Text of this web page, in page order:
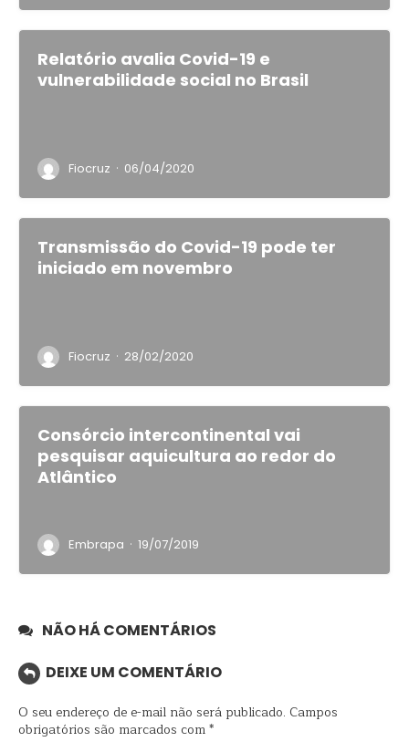
Relatório avalia Covid-19 e
vulnerabilidade social no Brasil
Fiocruz · 06/04/2020
Transmissão do Covid-19 pode ter
iniciado em novembro
Fiocruz · 28/02/2020
Consórcio intercontinental vai
pesquisar aquicultura ao redor do
Atlântico
Embrapa · 19/07/2019
NÃO HÁ COMENTÁRIOS
DEIXE UM COMENTÁRIO
O seu endereço de e-mail não será publicado. Campos
obrigatórios são marcados com*